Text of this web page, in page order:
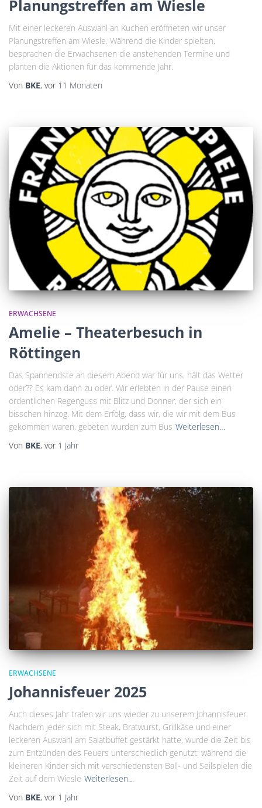
Planungstreffen am Wiesle
Mit einer leckeren Auswahl an Kuchen eröffneten wir unser
Planungstreffen am Wiesle. Während die Kinder spielten,
besprachen die Erwachsenen die anstehenden Termine und
planten die Aktionen für das kommende Jahr.
Von BKE, vor 11 Monaten
ERWACHSENE
Amelie – Theaterbesuch in
Röttingen
Das Spannendste an diesem Abend war für uns, hält das Wetter
oder?? Es kam dann zu oder. Wir erlebten in der Pause einen
ordentlichen Regenguss mit Blitz und Donner, der sich ein
bisschen hinzog. Mit dem Erfolg, dass wir, die wir mit dem Bus
gekommen waren, gebeten wurden zum Bus Weiterlesen…
Von BKE, vor 1 Jahr
ERWACHSENE
Johannisfeuer 2025
Auch dieses Jahr trafen wir uns wieder zu unserem Johannisfeuer.
Nachdem jeder sich mit Steak, Bratwurst, Grillkäse und einer
leckeren Auswahl am Salatbuffet gestärkt hatte, wurde die Zeit bis
zum Entzünden des Feuers unterschiedlich genutzt: während die
kleineren Kinder sich mit verschiedensten Ball- und Seilspielen die
Zeit auf dem Wiesle Weiterlesen…
Von BKE, vor 1 Jahr